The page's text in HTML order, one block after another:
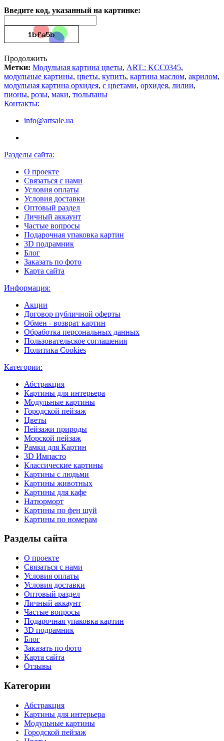
Введите код, указанный на картинке:
Продолжить
Метки: Модульная картина цветы, ART.: KCC0345,
модульные картины, цветы, купить, картина маслом, акрилом,
модульная картина орхидея, с цветами, орхидея, лилии,
пионы, розы, маки, тюльпаны
Контакты:
info@artsale.ua
Разделы сайта:
О проекте
Связаться с нами
Условия оплаты
Условия доставки
Оптовый раздел
Личный аккаунт
Частые вопросы
Подарочная упаковка картин
3D подрамник
Блог
Заказать по фото
Карта сайта
Информация:
Акции
Договор публичной оферты
Обмен - возврат картин
Обработка персональных данных
Пользовательское соглашения
Политика Cookies
Категории:
Абстракция
Картины для интерьера
Модульные картины
Городской пейзаж
Цветы
Пейзажи природы
Морской пейзаж
Рамки для Картин
3D Импасто
Классические картины
Картины с людьми
Картины животных
Картины для кафе
Натюрморт
Картины по фен шуй
Картины по номерам
Разделы сайта
О проекте
Связаться с нами
Условия оплаты
Условия доставки
Оптовый раздел
Личный аккаунт
Частые вопросы
Подарочная упаковка картин
3D подрамник
Блог
Заказать по фото
Карта сайта
Отзывы
Категории
Абстракция
Картины для интерьера
Модульные картины
Городской пейзаж